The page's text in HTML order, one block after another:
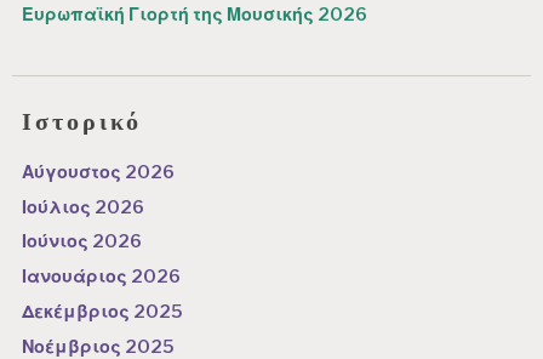
Ευρωπαϊκή Γιορτή της Μουσικής 2026
Ιστορικό
Αύγουστος 2026
Ιούλιος 2026
Ιούνιος 2026
Ιανουάριος 2026
Δεκέμβριος 2025
Νοέμβριος 2025